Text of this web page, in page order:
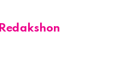
Redakshon